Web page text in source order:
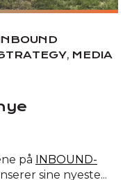
, MEDIA
på
INBOUND-
sine nyeste...